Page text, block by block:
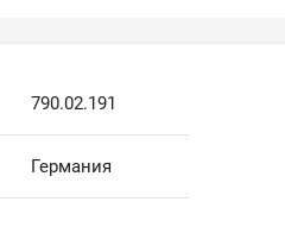
790.02.191
Германия